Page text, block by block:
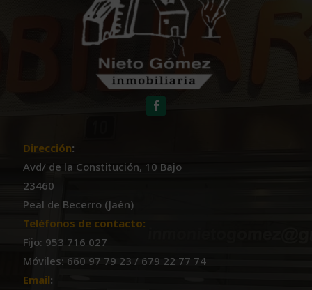
Dirección:
Avd/ de la Constitución, 10 Bajo
23460
Peal de Becerro (Jaén)
Teléfonos de contacto:
Fijo: 953 716 027
Móviles: 660 97 79 23 / 679 22 77 74
Email: